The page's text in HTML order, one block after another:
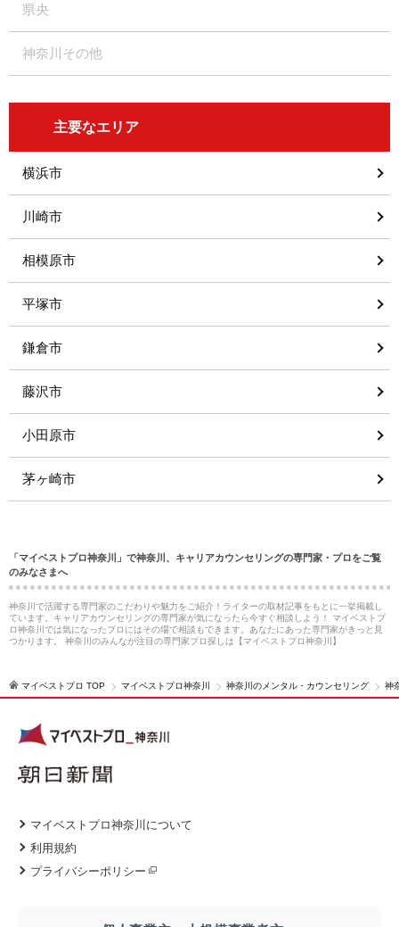
県央
神奈川その他
主要なエリア
横浜市
川崎市
相模原市
平塚市
鎌倉市
藤沢市
小田原市
茅ヶ崎市
「マイベストプロ神奈川」で神奈川、キャリアカウンセリングの専門家・プロをご覧
のみなさまへ
神奈川で活躍する専門家のこだわりや魅力をご紹介！ライターの取材記事をもとに一挙掲載し
ています。キャリアカウンセリングの専門家が気になったら今すぐ相談しよう！ マイベストプ
ロ神奈川では気になったプロにはその場で相談もできます。あなたにあった専門家がきっと見
つかります。 神奈川のみんなが注目の専門家プロ探しは【マイベストプロ神奈川】
マイベストプロ TOP マイベストプロ神奈川 神奈川のメンタル・カウンセリング 神
マイベストプロ神奈川について
利用規約
プライバシーポリシー